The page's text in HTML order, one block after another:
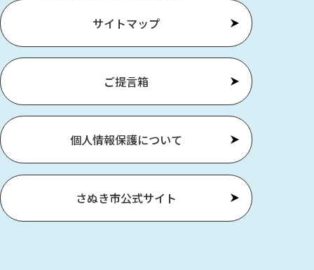
サイトマップ
ご提言箱
個人情報保護について
さぬき市公式サイト